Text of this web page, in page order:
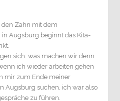
den Zahn mit dem
Augsburg beginnt das Kita-
sich: was machen wir denn
ich wieder arbeiten gehen
mir zum Ende meiner
Augsburg suchen, ich war also
zu führen.